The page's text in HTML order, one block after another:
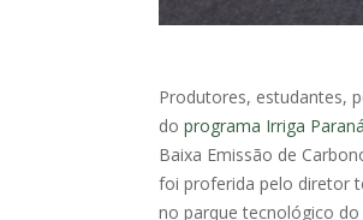
Produtores, estudantes,
do programa Irriga Paraná
Baixa Emissão de
foi proferida pelo diretor
no parque tecnológico do